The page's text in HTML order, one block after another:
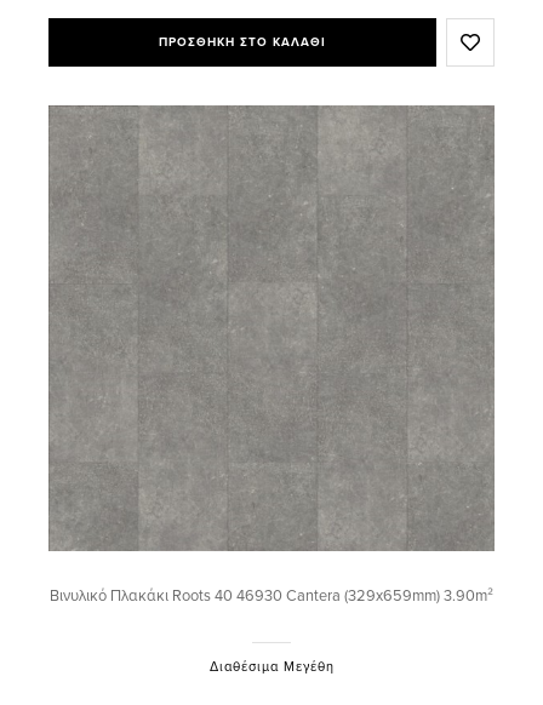
ΠΡΟΣΘΗΚΗ ΣΤΟ ΚΑΛΑΘΙ
Βινυλικό Πλακάκι Roots 40 46930 Cantera (329x659mm) 3.90m²
Διαθέσιμα Μεγέθη